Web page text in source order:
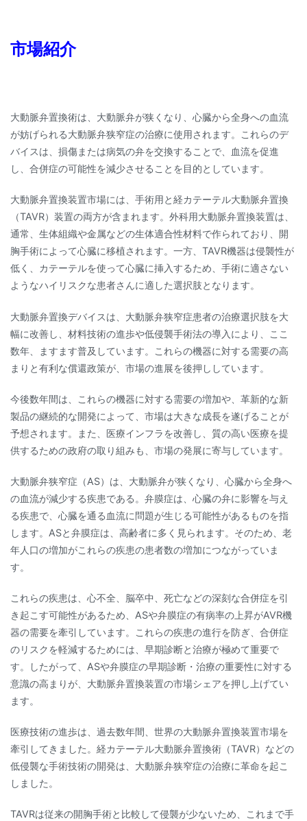
市場紹介
大動脈弁置換術は、大動脈弁が狭くなり、心臓から全身への血流
が妨げられる大動脈弁狭窄症の治療に使用されます。これらのデ
バイスは、損傷または病気の弁を交換することで、血流を促進
し、合併症の可能性を減少させることを目的としています。
大動脈弁置換装置市場には、手術用と経カテーテル大動脈弁置換
（TAVR）装置の両方が含まれます。外科用大動脈弁置換装置は、
通常、生体組織や金属などの生体適合性材料で作られており、開
胸手術によって心臓に移植されます。一方、TAVR機器は侵襲性が
低く、カテーテルを使って心臓に挿入するため、手術に適さない
ようなハイリスクな患者さんに適した選択肢となります。
大動脈弁置換デバイスは、大動脈弁狭窄症患者の治療選択肢を大
幅に改善し、材料技術の進歩や低侵襲手術法の導入により、ここ
数年、ますます普及しています。これらの機器に対する需要の高
まりと有利な償還政策が、市場の進展を後押ししています。
今後数年間は、これらの機器に対する需要の増加や、革新的な新
製品の継続的な開発によって、市場は大きな成長を遂げることが
予想されます。また、医療インフラを改善し、質の高い医療を提
供するための政府の取り組みも、市場の発展に寄与しています。
大動脈弁狭窄症（AS）は、大動脈弁が狭くなり、心臓から全身へ
の血流が減少する疾患である。弁膜症は、心臓の弁に影響を与え
る疾患で、心臓を通る血流に問題が生じる可能性があるものを指
します。ASと弁膜症は、高齢者に多く見られます。そのため、老
年人口の増加がこれらの疾患の患者数の増加につながっていま
す。
これらの疾患は、心不全、脳卒中、死亡などの深刻な合併症を引
き起こす可能性があるため、ASや弁膜症の有病率の上昇がAVR機
器の需要を牽引しています。これらの疾患の進行を防ぎ、合併症
のリスクを軽減するためには、早期診断と治療が極めて重要で
す。したがって、ASや弁膜症の早期診断・治療の重要性に対する
意識の高まりが、大動脈弁置換装置の市場シェアを押し上げてい
ます。
医療技術の進歩は、過去数年間、世界の大動脈弁置換装置市場を
牽引してきました。経カテーテル大動脈弁置換術（TAVR）などの
低侵襲な手術技術の開発は、大動脈弁狭窄症の治療に革命を起こ
しました。
TAVRは従来の開胸手術と比較して侵襲が少ないため、これまで手